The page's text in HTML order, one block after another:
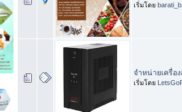
เริ่มโดย
จำหน่ายเครื่อ
เริ่มโดย